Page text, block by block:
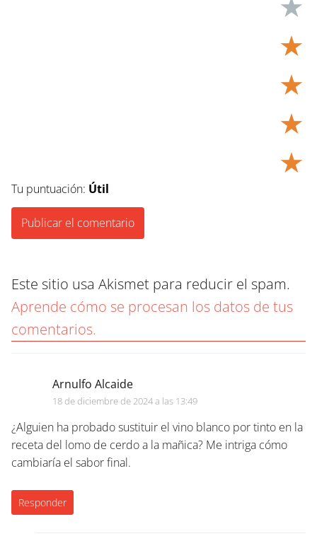
Arnulfo Alcaide
18 de diciembre de 2024 a las 13:49
¿Alguien ha probado sustituir el vino blanco por tinto en la
receta del lomo de cerdo a la mañica? Me intriga cómo
cambiaría el sabor final.
Responder
★
★
★
★
Tu puntuación: Útil
Este sitio usa Akismet para reducir el spam.
Aprende cómo se procesan los datos de tus
comentarios.